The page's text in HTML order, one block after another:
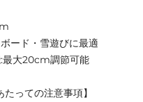
ード・雪遊びに最適
最大20cm調節可能
たっての注意事項】